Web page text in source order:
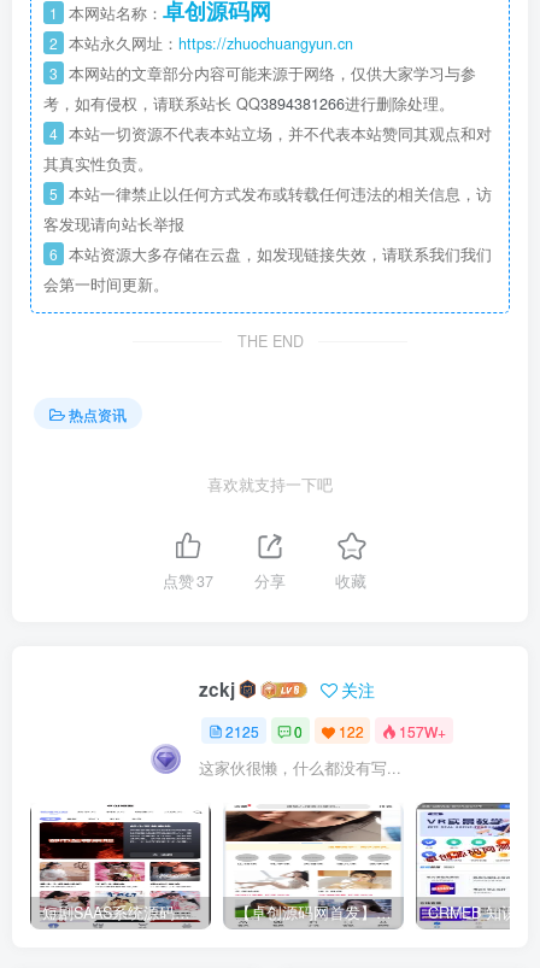
1 本网站名称： 卓创源码网
2 本站永久网址： https://zhuochuangyun.cn
3 本网站的文章部分内容可能来源于网络，仅供大家学习与参
考，如有侵权，请联系站长 QQ3894381266进行删除处理。
4 本站一切资源不代表本站立场，并不代表本站赞同其观点和对
其真实性负责。
5 本站一律禁止以任何方式发布或转载任何违法的相关信息，访
客发现请向站长举报
6 本站资源大多存储在云盘，如发现链接失效，请联系我们我们
会第一时间更新。
THE END
热点资讯
喜欢就支持一下吧
点赞37 分享 收藏
zckj 关注
2125 0 122 157W+
这家伙很懒，什么都没有写...
短剧SAAS系统源码｜多端分销+云存储+多租户架构 【卓创源码网首发】全开源视频打赏系统源码｜双模板+代理分站+易支付对接｜API全面修复｜站长盈利利器！​